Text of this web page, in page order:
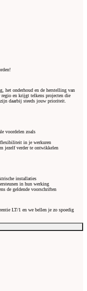
het onderhoud en de herstelling van
en krijgt telkens projecten die
daarbij steeds jouw prioriteit.
voordelen zoals
flexibiliteit in je werkuren
jezelf verder te ontwikkelen
installaties
in hun werking
de geldende voorschriften
LT/1 en we bellen je zo spoedig